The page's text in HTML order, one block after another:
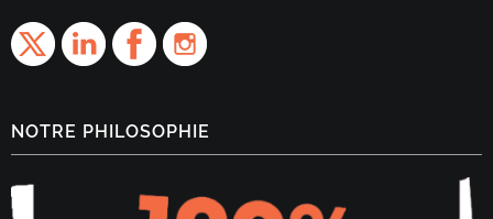
NOTRE PHILOSOPHIE